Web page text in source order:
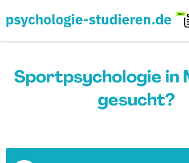
Sportpsychologie in
gesucht?